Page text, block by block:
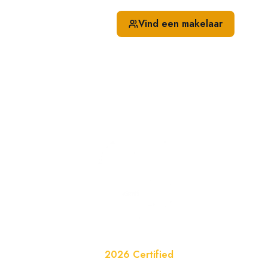
Vind een makelaar
2026 Certified